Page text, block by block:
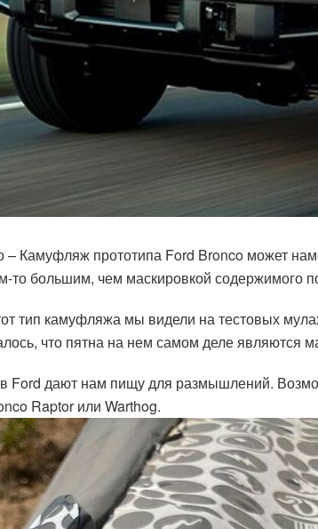
– Камуфляж прототипа Ford Bronco может
то большим, чем маскировкой содержимого
тип камуфляжа мы видели на тестовых
что пятна на нем самом деле являются
Ford дают нам пищу для размышлений.
Raptor или Warthog.